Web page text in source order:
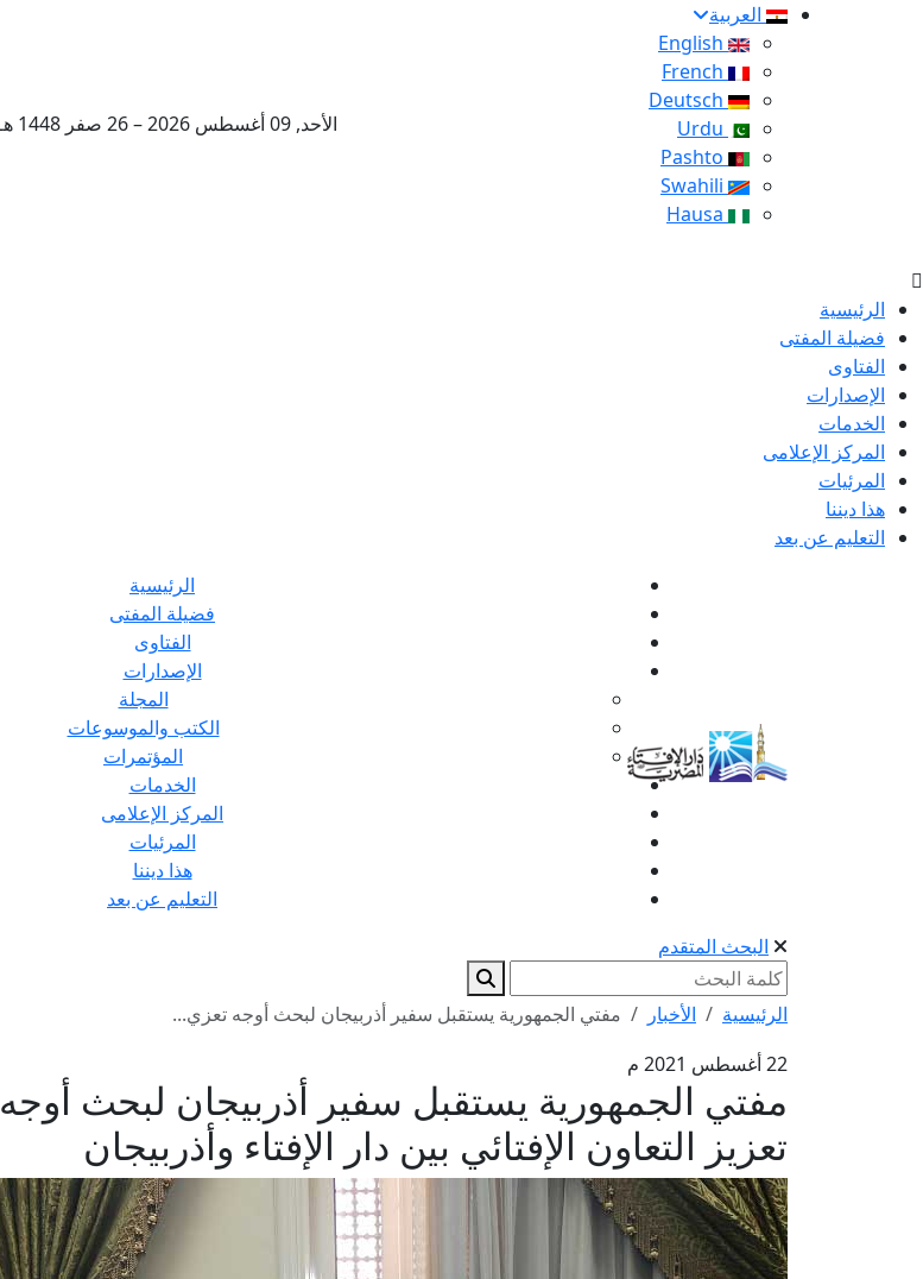
العربية
الأحد, 09 أغسطس 2026 – 26 صفر 1448 هـ
الرئيسية
فضيلة المفتى
الفتاوى
الإصدارات
الخدمات
المركز الإعلامى
المرئيات
هذا ديننا
التعليم عن بعد
الرئيسية
فضيلة المفتى
الفتاوى
الإصدارات
المجلة
الكتب والموسوعات
المؤتمرات
الخدمات
المركز الإعلامى
المرئيات
هذا ديننا
التعليم عن بعد
البحث المتقدم
الرئيسية الأخبار
مفتي الجمهورية يستقبل سفير أذربيجان لبحث أوجه تعزي...
22 أغسطس 2021 م
مفتي الجمهورية يستقبل سفير أذربيجان لبحث أوجه
تعزيز التعاون الإفتائي بين دار الإفتاء وأذربيجان